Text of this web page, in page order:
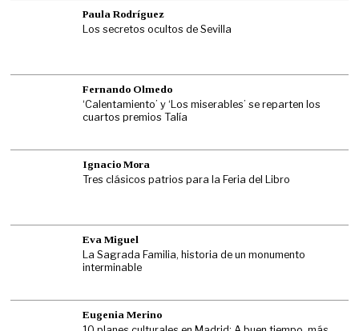
Paula Rodríguez
Los secretos ocultos de Sevilla
Fernando Olmedo
‘Calentamiento’ y ‘Los miserables’ se reparten los
cuartos premios Talía
Ignacio Mora
Tres clásicos patrios para la Feria del Libro
Eva Miguel
La Sagrada Familia, historia de un monumento
interminable
Eugenia Merino